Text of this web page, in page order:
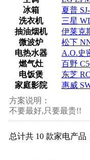
冰箱
夏普
洗衣机
三星
抽油烟机
伊莱克
微波炉
松下
电热水器
A.O.史
燃气灶
百野
电饭煲
东芝
家庭影院
惠威
方案说明：
不要最好,只要最贵!!
总计共 10 款家电产品